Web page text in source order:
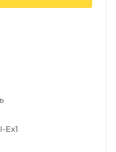
Ex1